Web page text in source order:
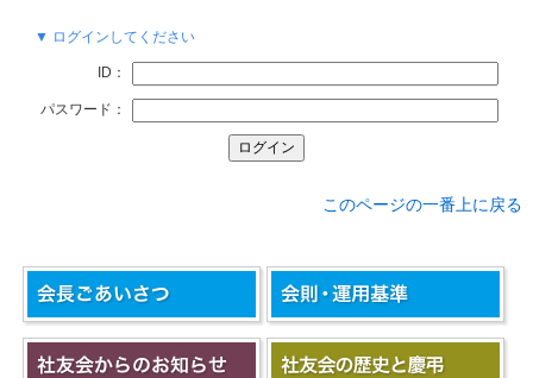
▼ ログインしてください
ID：
パスワード：
このページの一番上に戻る